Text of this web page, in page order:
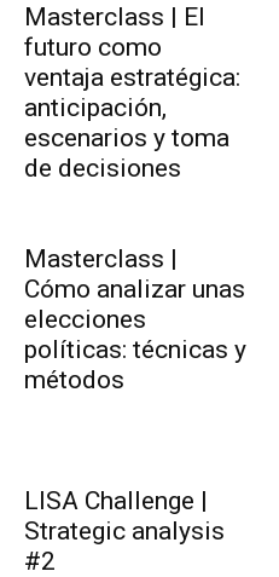
Masterclass | El
futuro como
ventaja estratégica:
anticipación,
escenarios y toma
de decisiones
Masterclass |
Cómo analizar unas
elecciones
políticas: técnicas y
métodos
LISA Challenge |
Strategic analysis
#2